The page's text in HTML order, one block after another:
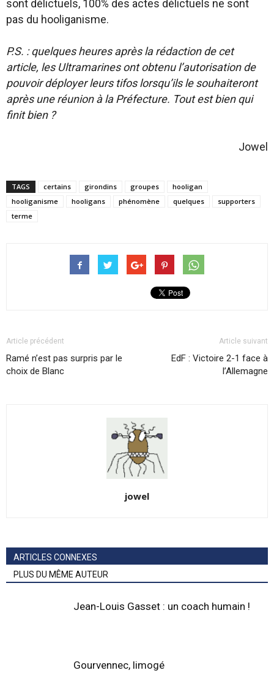
sont délictuels, 100% des actes délictuels ne sont
pas du hooliganisme.
P.S. : quelques heures après la rédaction de cet
article, les Ultramarines ont obtenu l’autorisation de
pouvoir déployer leurs tifos lorsqu’ils le souhaiteront
après une réunion à la Préfecture. Tout est bien qui
finit bien ?
Jowel
TAGS certains girondins groupes
hooligan
hooliganisme
hooligans phénomène quelques
supporters
terme
Article précédent
Ramé n’est pas surpris par le
choix de Blanc
Article suivant
EdF : Victoire 2-1 face à
l’Allemagne
jowel
ARTICLES CONNEXES
PLUS DU MÊME AUTEUR
Jean-Louis Gasset : un coach humain !
Gourvennec, limogé